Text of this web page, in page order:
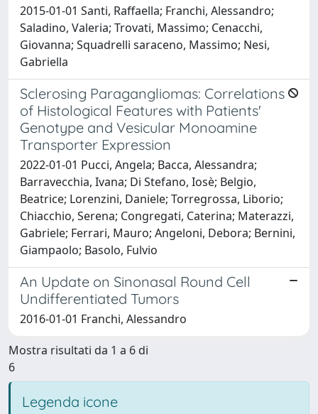
2015-01-01 Santi, Raffaella; Franchi, Alessandro;
Saladino, Valeria; Trovati, Massimo; Cenacchi,
Giovanna; Squadrelli saraceno, Massimo; Nesi,
Gabriella
Sclerosing Paragangliomas: Correlations
of Histological Features with Patients'
Genotype and Vesicular Monoamine
Transporter Expression
2022-01-01 Pucci, Angela; Bacca, Alessandra;
Barravecchia, Ivana; Di Stefano, Iosè; Belgio,
Beatrice; Lorenzini, Daniele; Torregrossa, Liborio;
Chiacchio, Serena; Congregati, Caterina; Materazzi,
Gabriele; Ferrari, Mauro; Angeloni, Debora; Bernini,
Giampaolo; Basolo, Fulvio
An Update on Sinonasal Round Cell
Undifferentiated Tumors
2016-01-01 Franchi, Alessandro
Mostra risultati da 1 a 6 di
6
Legenda icone